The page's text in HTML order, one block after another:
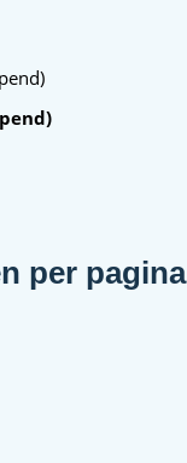
per pagina